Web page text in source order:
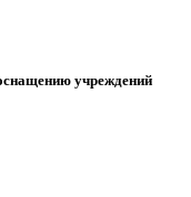
учреждений